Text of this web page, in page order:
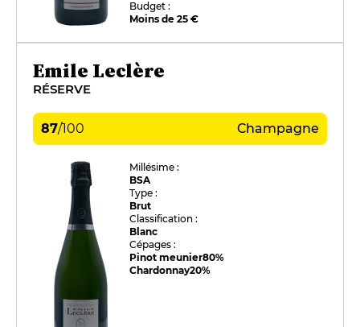
Budget :
Moins de 25 €
Emile Leclère
RÉSERVE
87/100 Champagne
Millésime :
BSA
Type :
Brut
Classification :
Blanc
Cépages :
Pinot meunier80%
Chardonnay20%